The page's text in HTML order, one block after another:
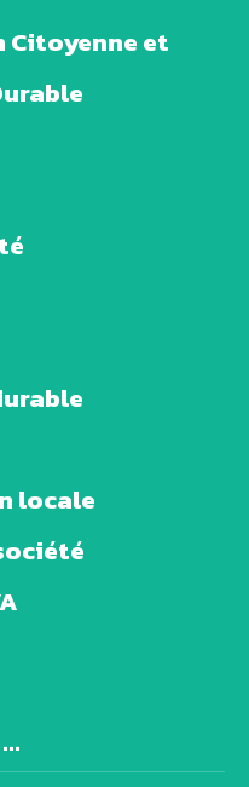
Citoyenne et
locale